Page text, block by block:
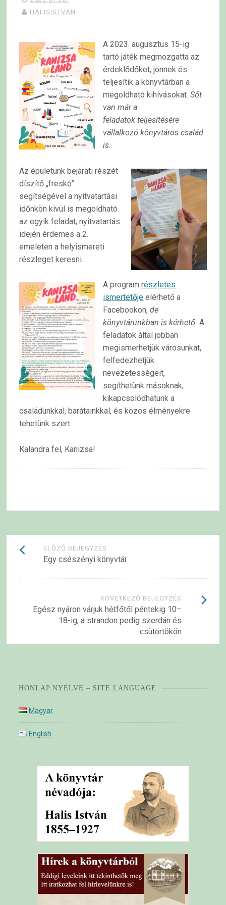
HALISISTVAN
A 2023. augusztus 15-ig
tartó játék megmozgatta az
érdeklődőket, jönnek és
teljesítik a könyvtárban a
megoldható kihívásokat.Sőt
van már a
feladatok teljesítésére
vállalkozó könyvtáros család
is.
Az épületünk bejárati részét
díszítő „freskó”
segítségével a nyitvatartási
időnkön kívül is megoldható
az egyik feladat, nyitvatartás
idején érdemes a 2.
emeleten a helyismereti
részleget keresni.
A programrészletes
ismertetője elérhető a
Facebookon,de
könyvtárunkban is kérhető. A
feladatok által jobban
megismerhetjük városunkat,
felfedezhetjük
nevezetességeit,
segíthetünk másoknak,
kikapcsolódhatunk a
családunkkal, barátainkkal, és közös élményekre
tehetünk szert.
Kalandra fel, Kanizsa!
Bejegyzések
navigációja
ELŐZŐ BEJEGYZÉS
Egy csészényi könyvtár
KÖVETKEZŐ BEJEGYZÉS
Egész nyáron várjuk hétfőtől péntekig 10–
18-ig, a strandon pedig szerdán és
csütörtökön
HONLAP NYELVE – SITE LANGUAGE
Magyar
English